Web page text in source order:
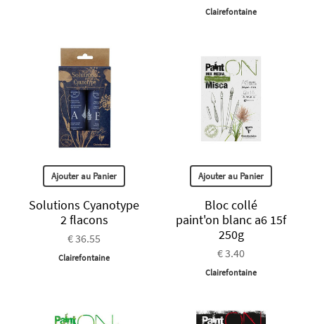
Clairefontaine
Ajouter au Panier
Solutions Cyanotype
2 flacons
€ 36.55
Clairefontaine
Ajouter au Panier
Bloc collé
paint'on blanc a6 15f
250g
€ 3.40
Clairefontaine